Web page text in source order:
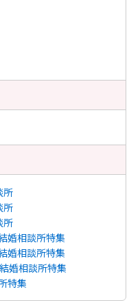
所
所
所
婚相談所特集
婚相談所特集
婚相談所特集
特集